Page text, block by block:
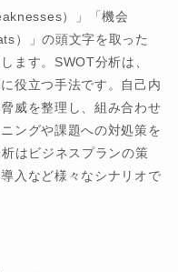
）」「機会
）」の頭文字を取った
ます。SWOT分析は、
役立つ手法です。自己内
威を整理し、組み合わせ
ングや課題への対処策を
はビジネスプランの策
入など様々なシナリオで